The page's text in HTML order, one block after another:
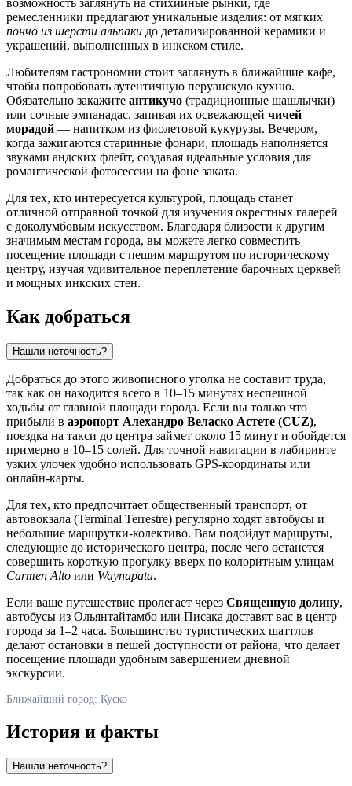
ремесленники предлагают уникальные изделия: от мягких
пончо из шерсти альпаки до детализированной керамики и
украшений, выполненных в инкском стиле.
Любителям гастрономии стоит заглянуть в ближайшие кафе,
чтобы попробовать аутентичную перуанскую кухню.
Обязательно закажите антикучо (традиционные шашлычки)
или сочные эмпанадас, запивая их освежающей чичей
морадой — напитком из фиолетовой кукурузы. Вечером,
когда зажигаются старинные фонари, площадь наполняется
звуками андских флейт, создавая идеальные условия для
романтической фотосессии на фоне заката.
Для тех, кто интересуется культурой, площадь станет
отличной отправной точкой для изучения окрестных галерей
с доколумбовым искусством. Благодаря близости к другим
значимым местам города, вы можете легко совместить
посещение площади с пешим маршрутом по историческому
центру, изучая удивительное переплетение барочных церквей
и мощных инкских стен.
Как добраться
Нашли неточность?
Добраться до этого живописного уголка не составит труда,
так как он находится всего в 10–15 минутах неспешной
ходьбы от главной площади города. Если вы только что
прибыли в аэропорт Алехандро Веласко Астете (CUZ),
поездка на такси до центра займет около 15 минут и обойдется
примерно в 10–15 солей. Для точной навигации в лабиринте
узких улочек удобно использовать GPS-координаты или
онлайн-карты.
Для тех, кто предпочитает общественный транспорт, от
автовокзала (Terminal Terrestre) регулярно ходят автобусы и
небольшие маршрутки-колективо. Вам подойдут маршруты,
следующие до исторического центра, после чего останется
совершить короткую прогулку вверх по колоритным улицам
Carmen Alto или Waynapata.
Если ваше путешествие пролегает через Священную долину,
автобусы из Ольянтайтамбо или Писака доставят вас в центр
города за 1–2 часа. Большинство туристических шаттлов
делают остановки в пешей доступности от района, что делает
посещение площади удобным завершением дневной
экскурсии.
Ближайший город: Куско
История и факты
Нашли неточность?